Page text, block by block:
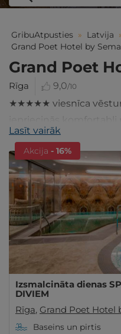
GribuAtpusties » Latvija
Grand Poet Hotel by
Grand Poet
Rīga 9,0/10
★★★★★ viesnīca
iepriecinās komfortabli
SPA procedūras un
Lasīt vairāk
Akcija - 16%
Izsmalcināta dienas
DIVIEM
Rīga, Grand Poet Hotel
Baseins un pirtis